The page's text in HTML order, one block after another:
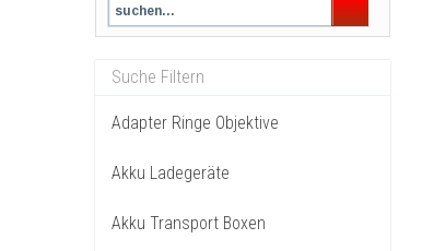
Adapter Ringe Objektive
Akku Ladegeräte
Akku Transport Boxen